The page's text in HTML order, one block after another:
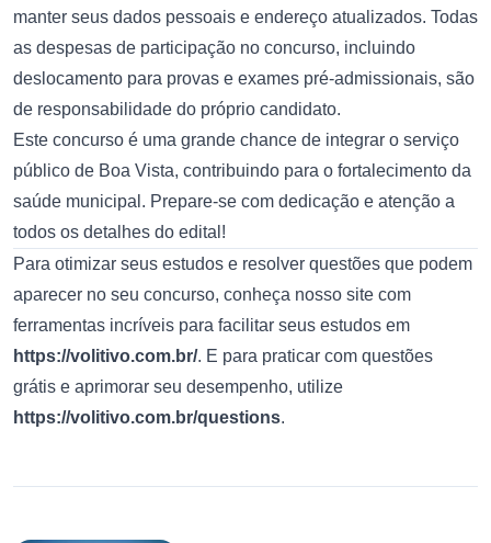
manter seus dados pessoais e endereço atualizados. Todas
as despesas de participação no concurso, incluindo
deslocamento para provas e exames pré-admissionais, são
de responsabilidade do próprio candidato.
Este concurso é uma grande chance de integrar o serviço
público de Boa Vista, contribuindo para o fortalecimento da
saúde municipal. Prepare-se com dedicação e atenção a
todos os detalhes do edital!
Para otimizar seus estudos e resolver questões que podem
aparecer no seu concurso, conheça nosso site com
ferramentas incríveis para facilitar seus estudos em
https://volitivo.com.br/. E para praticar com questões
grátis e aprimorar seu desempenho, utilize
https://volitivo.com.br/questions.